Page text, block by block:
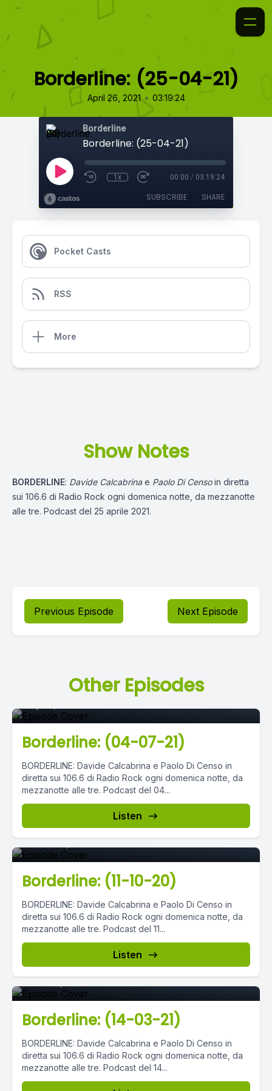
Borderline: (25-04-21)
April 26, 2021 • 03:19:24
Borderline
Borderline: (25-04-21)
1x 00:00 / 03:19:24
SUBSCRIBE SHARE
Pocket Casts
RSS
More
Show Notes
BORDERLINE: Davide Calcabrina e Paolo Di Censoin diretta
sui 106.6 di Radio Rock ogni domenica notte, da mezzanotte
alle tre. Podcast del 25 aprile 2021.
Previous Episode Next Episode
Other Episodes
Episode 0
Borderline: (04-07-21)
BORDERLINE: Davide Calcabrina e Paolo Di Censo in
diretta sui 106.6 di Radio Rock ogni domenica notte, da
mezzanotte alle tre. Podcast del 04...
Listen
Episode 0
Borderline: (11-10-20)
BORDERLINE: Davide Calcabrina e Paolo Di Censo in
diretta sui 106.6 di Radio Rock ogni domenica notte, da
mezzanotte alle tre. Podcast del 11...
Listen
Episode 0
Borderline: (14-03-21)
BORDERLINE: Davide Calcabrina e Paolo Di Censo in
diretta sui 106.6 di Radio Rock ogni domenica notte, da
mezzanotte alle tre. Podcast del 14...